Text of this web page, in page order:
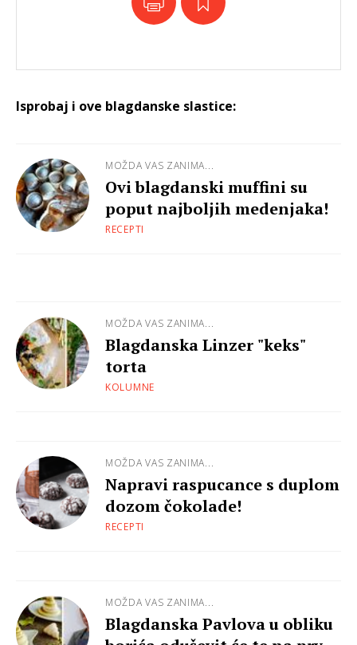
Isprobaj i ove blagdanske slastice:
MOŽDA VAS ZANIMA...
Ovi blagdanski muffini su
poput najboljih medenjaka!
RECEPTI
MOŽDA VAS ZANIMA...
Blagdanska Linzer "keks"
torta
KOLUMNE
MOŽDA VAS ZANIMA...
Napravi raspucance s duplom
dozom čokolade!
RECEPTI
MOŽDA VAS ZANIMA...
Blagdanska Pavlova u obliku